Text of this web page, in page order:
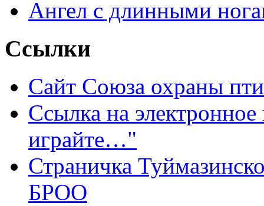
Ангел с длинными
Ссылки
Сайт Союза охраны
Ссылка на
играйте…"
Страничка
БРОО